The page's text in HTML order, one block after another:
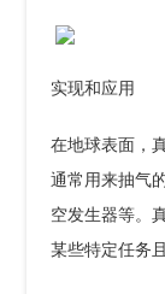
实现和应用
在地球表面，
通常用来抽气
空发生器等。
某些特定任务